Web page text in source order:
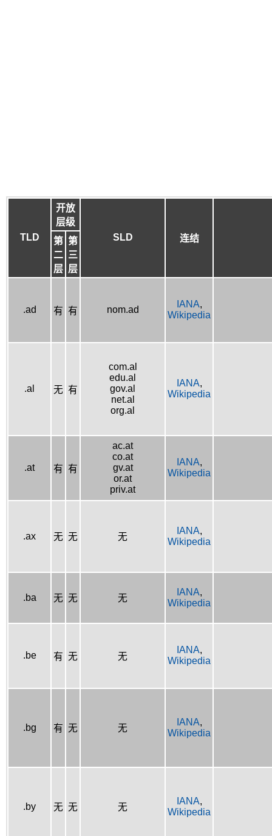
TLD
开放
层级
SLD
连结
第
二
层
第
三
层
.ad 有 有 nom.ad
IANA,
Wikipedia
.al 无 有
com.al
edu.al
gov.al
net.al
org.al
IANA,
Wikipedia
.at 有 有
ac.at
co.at
gv.at
or.at
priv.at
IANA,
Wikipedia
.ax 无 无 无
IANA,
Wikipedia
.ba 无 无 无
IANA,
Wikipedia
.be 有 无 无
IANA,
Wikipedia
.bg 有 无 无
IANA,
Wikipedia
.by 无 无 无
IANA,
Wikipedia